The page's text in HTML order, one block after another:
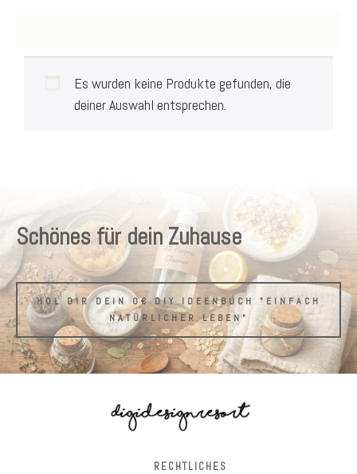
Es wurden keine Produkte gefunden, die
deiner Auswahl entsprechen.
Schönes für dein Zuhause
HOL DIR DEIN 0€ DIY IDEENBUCH "EINFACH
NATÜRLICHER LEBEN"
RECHTLICHES